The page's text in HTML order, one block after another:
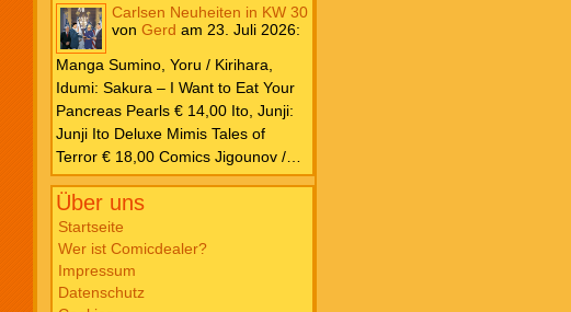
Poison Ivy #7 Kampf € 22,00
Kennedy Johnson, Phillip /
Godlewski, Scott: Superman – Das
Buch von El € 20,00 Millar, Mark /
Porter, Howard: DC Must Have #12
Justice League – Der Turm zu Babel
€ 35,00 Snyder, Scott / Williams,
Joshua / Fernandez, Javi: DC K.O.
#1 € 5,99 O’Neil, Dennis / Adams,
Joker ist zurück! € 6,99 Justice
League Unlimited #10 € 5,99 Marvel
Parker, Ethan S. / Bazaldua, Jan:
Marvel Zombies 2026 – Splatter-
Carlsen Neuheiten in KW 30
von Gerd am 23. Juli 2026:
Manga Sumino, Yoru / Kirihara,
Idumi: Sakura – I Want to Eat Your
Pancreas Pearls € 14,00 Ito, Junji:
Junji Ito Deluxe Mimis Tales of
Terror € 18,00 Comics Jigounov /
Sente: Dreizehn XIII #30 So Help
Me God! € 12,00 Ibañez: Clever &
Smart Sonderband #29 Nimm das,
Napoleon! € 12,00 Schulz: Peanuts
für Kids #7 Kleine Decke, großes
Abenteuer € 16,00 Takano, Hisa:
Über uns
Startseite
Wer ist Comicdealer?
Impressum
Datenschutz